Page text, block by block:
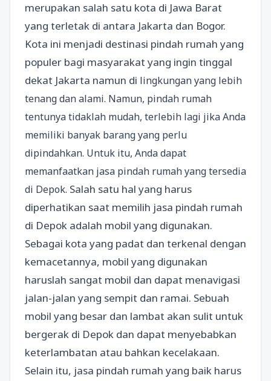
merupakan salah satu kota di Jawa Barat
yang terletak di antara Jakarta dan Bogor.
Kota ini menjadi destinasi pindah rumah yang
populer bagi masyarakat yang ingin tinggal
dekat Jakarta namun di lingkungan yang lebih
tenang dan alami. Namun, pindah rumah
tentunya tidaklah mudah, terlebih lagi jika Anda
memiliki banyak barang yang perlu
dipindahkan. Untuk itu, Anda dapat
memanfaatkan jasa pindah rumah yang tersedia
di Depok. Salah satu hal yang harus
diperhatikan saat memilih jasa pindah rumah
di Depok adalah mobil yang digunakan.
Sebagai kota yang padat dan terkenal dengan
kemacetannya, mobil yang digunakan
haruslah sangat mobil dan dapat menavigasi
jalan-jalan yang sempit dan ramai. Sebuah
mobil yang besar dan lambat akan sulit untuk
bergerak di Depok dan dapat menyebabkan
keterlambatan atau bahkan kecelakaan.
Selain itu, jasa pindah rumah yang baik harus